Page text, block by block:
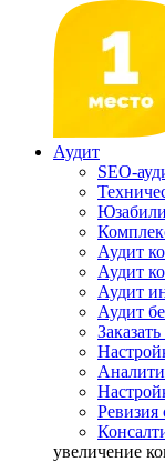
Аудит
SEO-
Аудит
Аудит
Аудит
Аудит
Ревизия
увеличение